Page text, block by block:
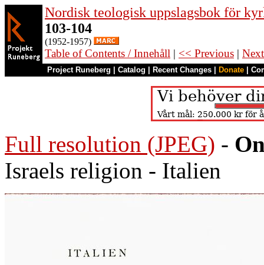
Nordisk teologisk uppslagsbok för
103-104
(1952-1957)
Table of Contents / Innehåll | << Previous |
Project Runeberg Catalog Recent Changes Donate
Full resolution (JPEG) -
Israels religion - Italien